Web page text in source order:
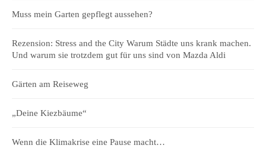
Muss mein Garten gepflegt aussehen?
Rezension: Stress and the City Warum Städte uns krank machen.
Und warum sie trotzdem gut für uns sind von Mazda Aldi
Gärten am Reiseweg
„Deine Kiezbäume“
Wenn die Klimakrise eine Pause macht…